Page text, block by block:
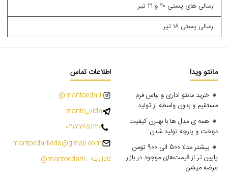
ارسالی های پستی ۲۰ و ۲۱ تیر
ارسالی پستی ۱۸ تیر
مانتو ویدا
🔸 خرید مانتو اداری و لباس فرم
مستقیم و بدون واسطه از تولید
🔸 همه ی مدل ها با بهترن کیفیت
دوخت و پارچه تولید شدن
🔸 بیشتر مدلا 500 الی 900 تومن
پایین تر از قیمت‌های موجود در بازار
عرضه میشن
اطلاعات تماس
mantoedarii@
manto_vida
02177651120
mantoedarivida@gmail.com
کانال بله : mantoedarii@